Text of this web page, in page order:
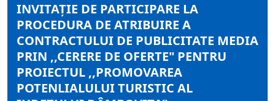
INVITAŢIE DE PARTICIPARE LA
PROCEDURA DE ATRIBUIRE A
CONTRACTULUI DE PUBLICITATE MEDIA
PRIN ,,CERERE DE OFERTE" PENTRU
PROIECTUL ,,PROMOVAREA
POTENLIALULUI TURISTIC AL